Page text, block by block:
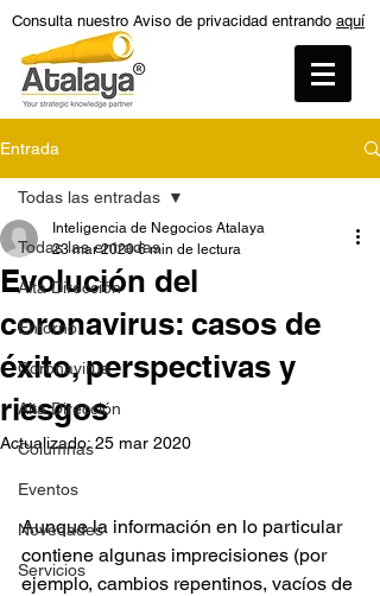
Consulta nuestro Aviso de privacidad entrando aquí
Entrada
Todas las entradas
Alta Dirección
Entorno
Coronavirus
Alta Dirección
Columnas
Eventos
Novedades
Servicios
Todas las entradas
Evolución del
coronavirus: casos de
éxito, perspectivas y
riesgos
Inteligencia de Negocios Atalaya
23 mar 2020 6 min de lectura
Actualizado:25 mar 2020
Aunque la información en lo particular
contiene algunas imprecisiones (por
ejemplo, cambios repentinos, vacíos de